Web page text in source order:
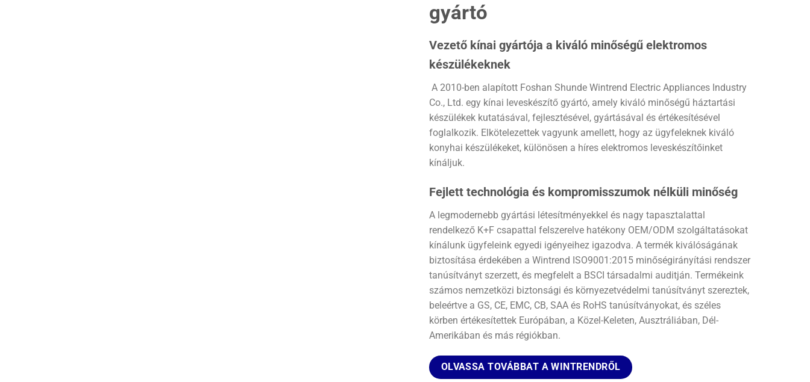
gyártó
Vezető kínai gyártója a kiváló minőségű elektromos
készülékeknek
A 2010-ben alapított Foshan Shunde Wintrend Electric Appliances Industry
Co., Ltd. egy kínai leveskészítő gyártó, amely kiváló minőségű háztartási
készülékek kutatásával, fejlesztésével, gyártásával és értékesítésével
foglalkozik. Elkötelezettek vagyunk amellett, hogy az ügyfeleknek kiváló
konyhai készülékeket, különösen a híres elektromos leveskészítőinket
kínáljuk.
Fejlett technológia és kompromisszumok nélküli minőség
A legmodernebb gyártási létesítményekkel és nagy tapasztalattal
rendelkező K+F csapattal felszerelve hatékony OEM/ODM szolgáltatásokat
kínálunk ügyfeleink egyedi igényeihez igazodva. A termék kiválóságának
biztosítása érdekében a Wintrend ISO9001:2015 minőségirányítási rendszer
tanúsítványt szerzett, és megfelelt a BSCI társadalmi auditján. Termékeink
számos nemzetközi biztonsági és környezetvédelmi tanúsítványt szereztek,
beleértve a GS, CE, EMC, CB, SAA és RoHS tanúsítványokat, és széles
körben értékesítettek Európában, a Közel-Keleten, Ausztráliában, Dél-
Amerikában és más régiókban.
OLVASSA TOVÁBBAT A WINTRENDRŐL